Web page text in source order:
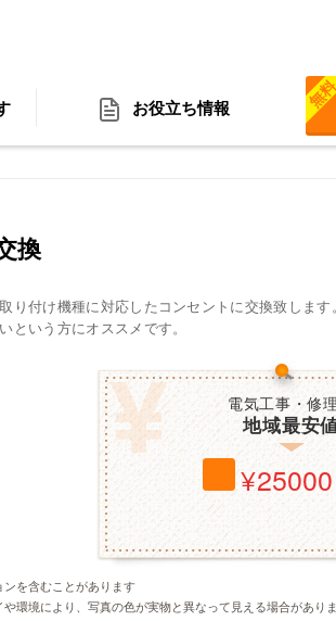
お役立ち情報 無
換
り付け機種に対応したコンセントに交換致しま
という方にオススメです。
電気工事・修
地域最安
25000
を含むことがあります
環境により、写真の色が実物と異なって見える場合がありま